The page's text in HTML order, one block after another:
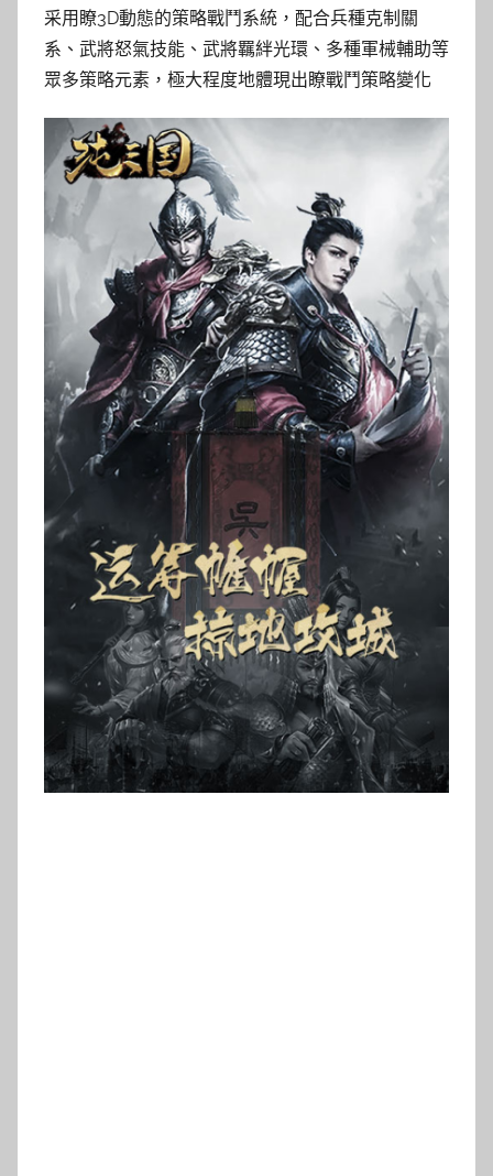
采用瞭3D動態的策略戰鬥系統，配合兵種克制關
系、武將怒氣技能、武將羈絆光環、多種軍械輔助等
眾多策略元素，極大程度地體現出瞭戰鬥策略變化